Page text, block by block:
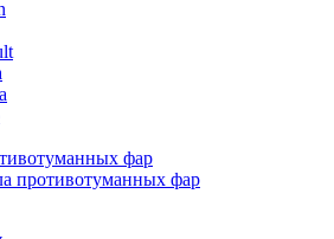
фар
противотуманных фар